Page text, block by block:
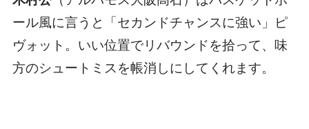
ール風に言うと「セカンドチャンスに強い」ピ
ヴォット。いい位置でリバウンドを拾って、味
方のシュートミスを帳消しにしてくれます。